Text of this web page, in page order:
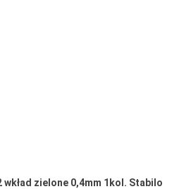
wkład zielone 0,4mm 1kol. Stabilo